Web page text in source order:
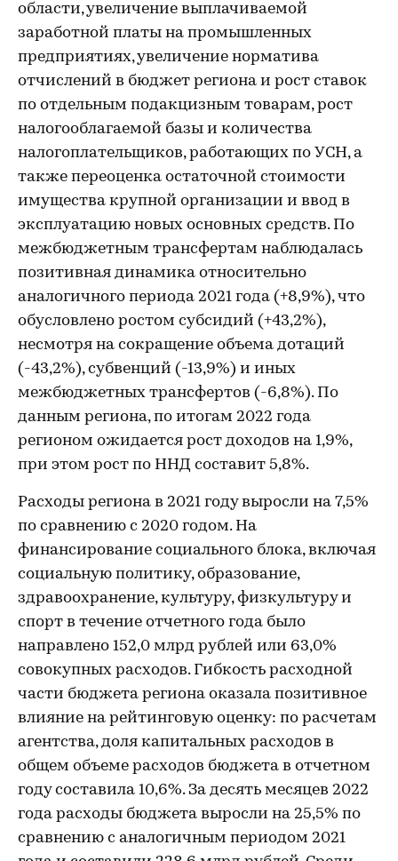
области, увеличение выплачиваемой
заработной платы на промышленных
предприятиях, увеличение норматива
отчислений в бюджет региона и рост ставок
по отдельным подакцизным товарам, рост
налогооблагаемой базы и количества
налогоплательщиков, работающих по УСН, а
также переоценка остаточной стоимости
имущества крупной организации и ввод в
эксплуатацию новых основных средств. По
межбюджетным трансфертам наблюдалась
позитивная динамика относительно
аналогичного периода 2021 года (+8,9%), что
обусловлено ростом субсидий (+43,2%),
несмотря на сокращение объема дотаций
(-43,2%), субвенций (-13,9%) и иных
межбюджетных трансфертов (-6,8%). По
данным региона, по итогам 2022 года
регионом ожидается рост доходов на 1,9%,
при этом рост по ННД составит 5,8%.
Расходы региона в 2021 году выросли на 7,5%
по сравнению с 2020 годом. На
финансирование социального блока, включая
социальную политику, образование,
здравоохранение, культуру, физкультуру и
спорт в течение отчетного года было
направлено 152,0 млрд рублей или 63,0%
совокупных расходов. Гибкость расходной
части бюджета региона оказала позитивное
влияние на рейтинговую оценку: по расчетам
агентства, доля капитальных расходов в
общем объеме расходов бюджета в отчетном
году составила 10,6%. За десять месяцев 2022
года расходы бюджета выросли на 25,5% по
сравнению с аналогичным периодом 2021